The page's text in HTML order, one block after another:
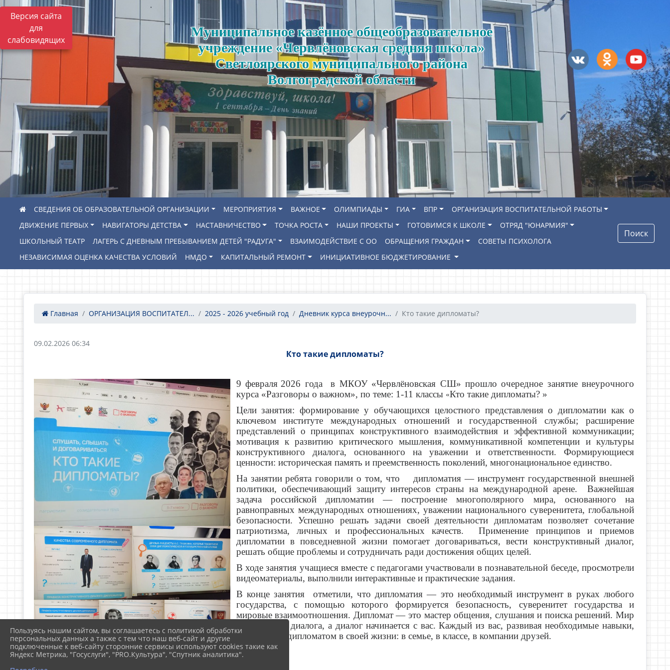
Версия сайта
для
слабовидящих
Муниципальное казённое общеобразовательное
учреждение «Червлёновская средняя школа»
Светлоярского муниципального района
Волгоградской области
СВЕДЕНИЯ ОБ ОБРАЗОВАТЕЛЬНОЙ ОРГАНИЗАЦИИ МЕРОПРИЯТИЯ ВАЖНОЕ ОЛИМПИАДЫ ГИА ВПР
ОРГАНИЗАЦИЯ ВОСПИТАТЕЛЬНОЙ РАБОТЫ
ДВИЖЕНИЕ ПЕРВЫХ
НАВИГАТОРЫ ДЕТСТВА НАСТАВНИЧЕСТВО ТОЧКА РОСТА НАШИ ПРОЕКТЫ ГОТОВИМСЯ К ШКОЛЕ
ОТРЯД "ЮНАРМИЯ"
ШКОЛЬНЫЙ ТЕАТР
ЛАГЕРЬ С ДНЕВНЫМ ПРЕБЫВАНИЕМ ДЕТЕЙ "РАДУГА" ВЗАИМОДЕЙСТВИЕ С ОО ОБРАЩЕНИЯ ГРАЖДАН
СОВЕТЫ ПСИХОЛОГА
НЕЗАВИСИМАЯ ОЦЕНКА КАЧЕСТВА УСЛОВИЙ
НМДО КАПИТАЛЬНЫЙ РЕМОНТ ИНИЦИАТИВНОЕ БЮДЖЕТИРОВАНИЕ
Поиск
Главная ОРГАНИЗАЦИЯ ВОСПИТАТЕЛ... 2025 - 2026 учебный год Дневник курса внеурочн... Кто такие дипломаты?
09.02.2026 06:34
Кто такие дипломаты?
9 февраля 2026 года в МКОУ «Червлёновская СШ» прошло очередное занятие внеурочного
курса «Разговоры о важном», по теме: 1-11 классы «Кто такие дипломаты? »
Цели занятия:формирование у обучающихся целостного представления о дипломатии как о
ключевом институте международных отношений и государственной службы; расширение
представлений о принципах конструктивного взаимодействия и эффективной коммуникации;
мотивация к развитию критического мышления, коммуникативной компетенции и культуры
конструктивного диалога, основанного на уважении и ответственности. Формирующиеся
ценности: историческая память и преемственность поколений, многонациональное единство.
На занятии ребята говорили о том, что дипломатия — инструмент государственной внешней
политики, обеспечивающий защиту интересов страны на международной арене. Важнейшая
задача российской дипломатии — построение многополярного мира, основанного на
равноправных международных отношениях, уважении национального суверенитета, глобальной
безопасности. Успешно решать задачи своей деятельности дипломатам позволяет сочетание
патриотизма, личных и профессиональных качеств. Применение принципов и приемов
дипломатии в повседневной жизни помогает договариваться, вести конструктивный диалог,
решать общие проблемы и сотрудничать ради достижения общих целей.
В ходе занятия учащиеся вместе с педагогами участвовали в познавательной беседе, просмотрели
видеоматериалы, выполнили интерактивные и практические задания.
В конце занятия отметили, что дипломатия — это необходимый инструмент в руках любого
государства, с помощью которого формируется безопасность, суверенитет государства и
мировые взаимоотношения. Дипломат — это мастер общения, слушания и поиска решений. Мир
начинается с диалога, а диалог начинается с вас. Каждый из вас, развивая необходимые навыки,
может стать дипломатом в своей жизни: в семье, в классе, в компании друзей.
Пользуясь нашим сайтом, вы соглашаетесь с политикой обработки
персональных данных а также с тем что наш веб-сайт и другие
подключенные к веб-сайту сторонние сервисы используют cookies такие как
Яндекс Метрика, "Госуслуги", "PRO.Культура", "Спутник аналитика".